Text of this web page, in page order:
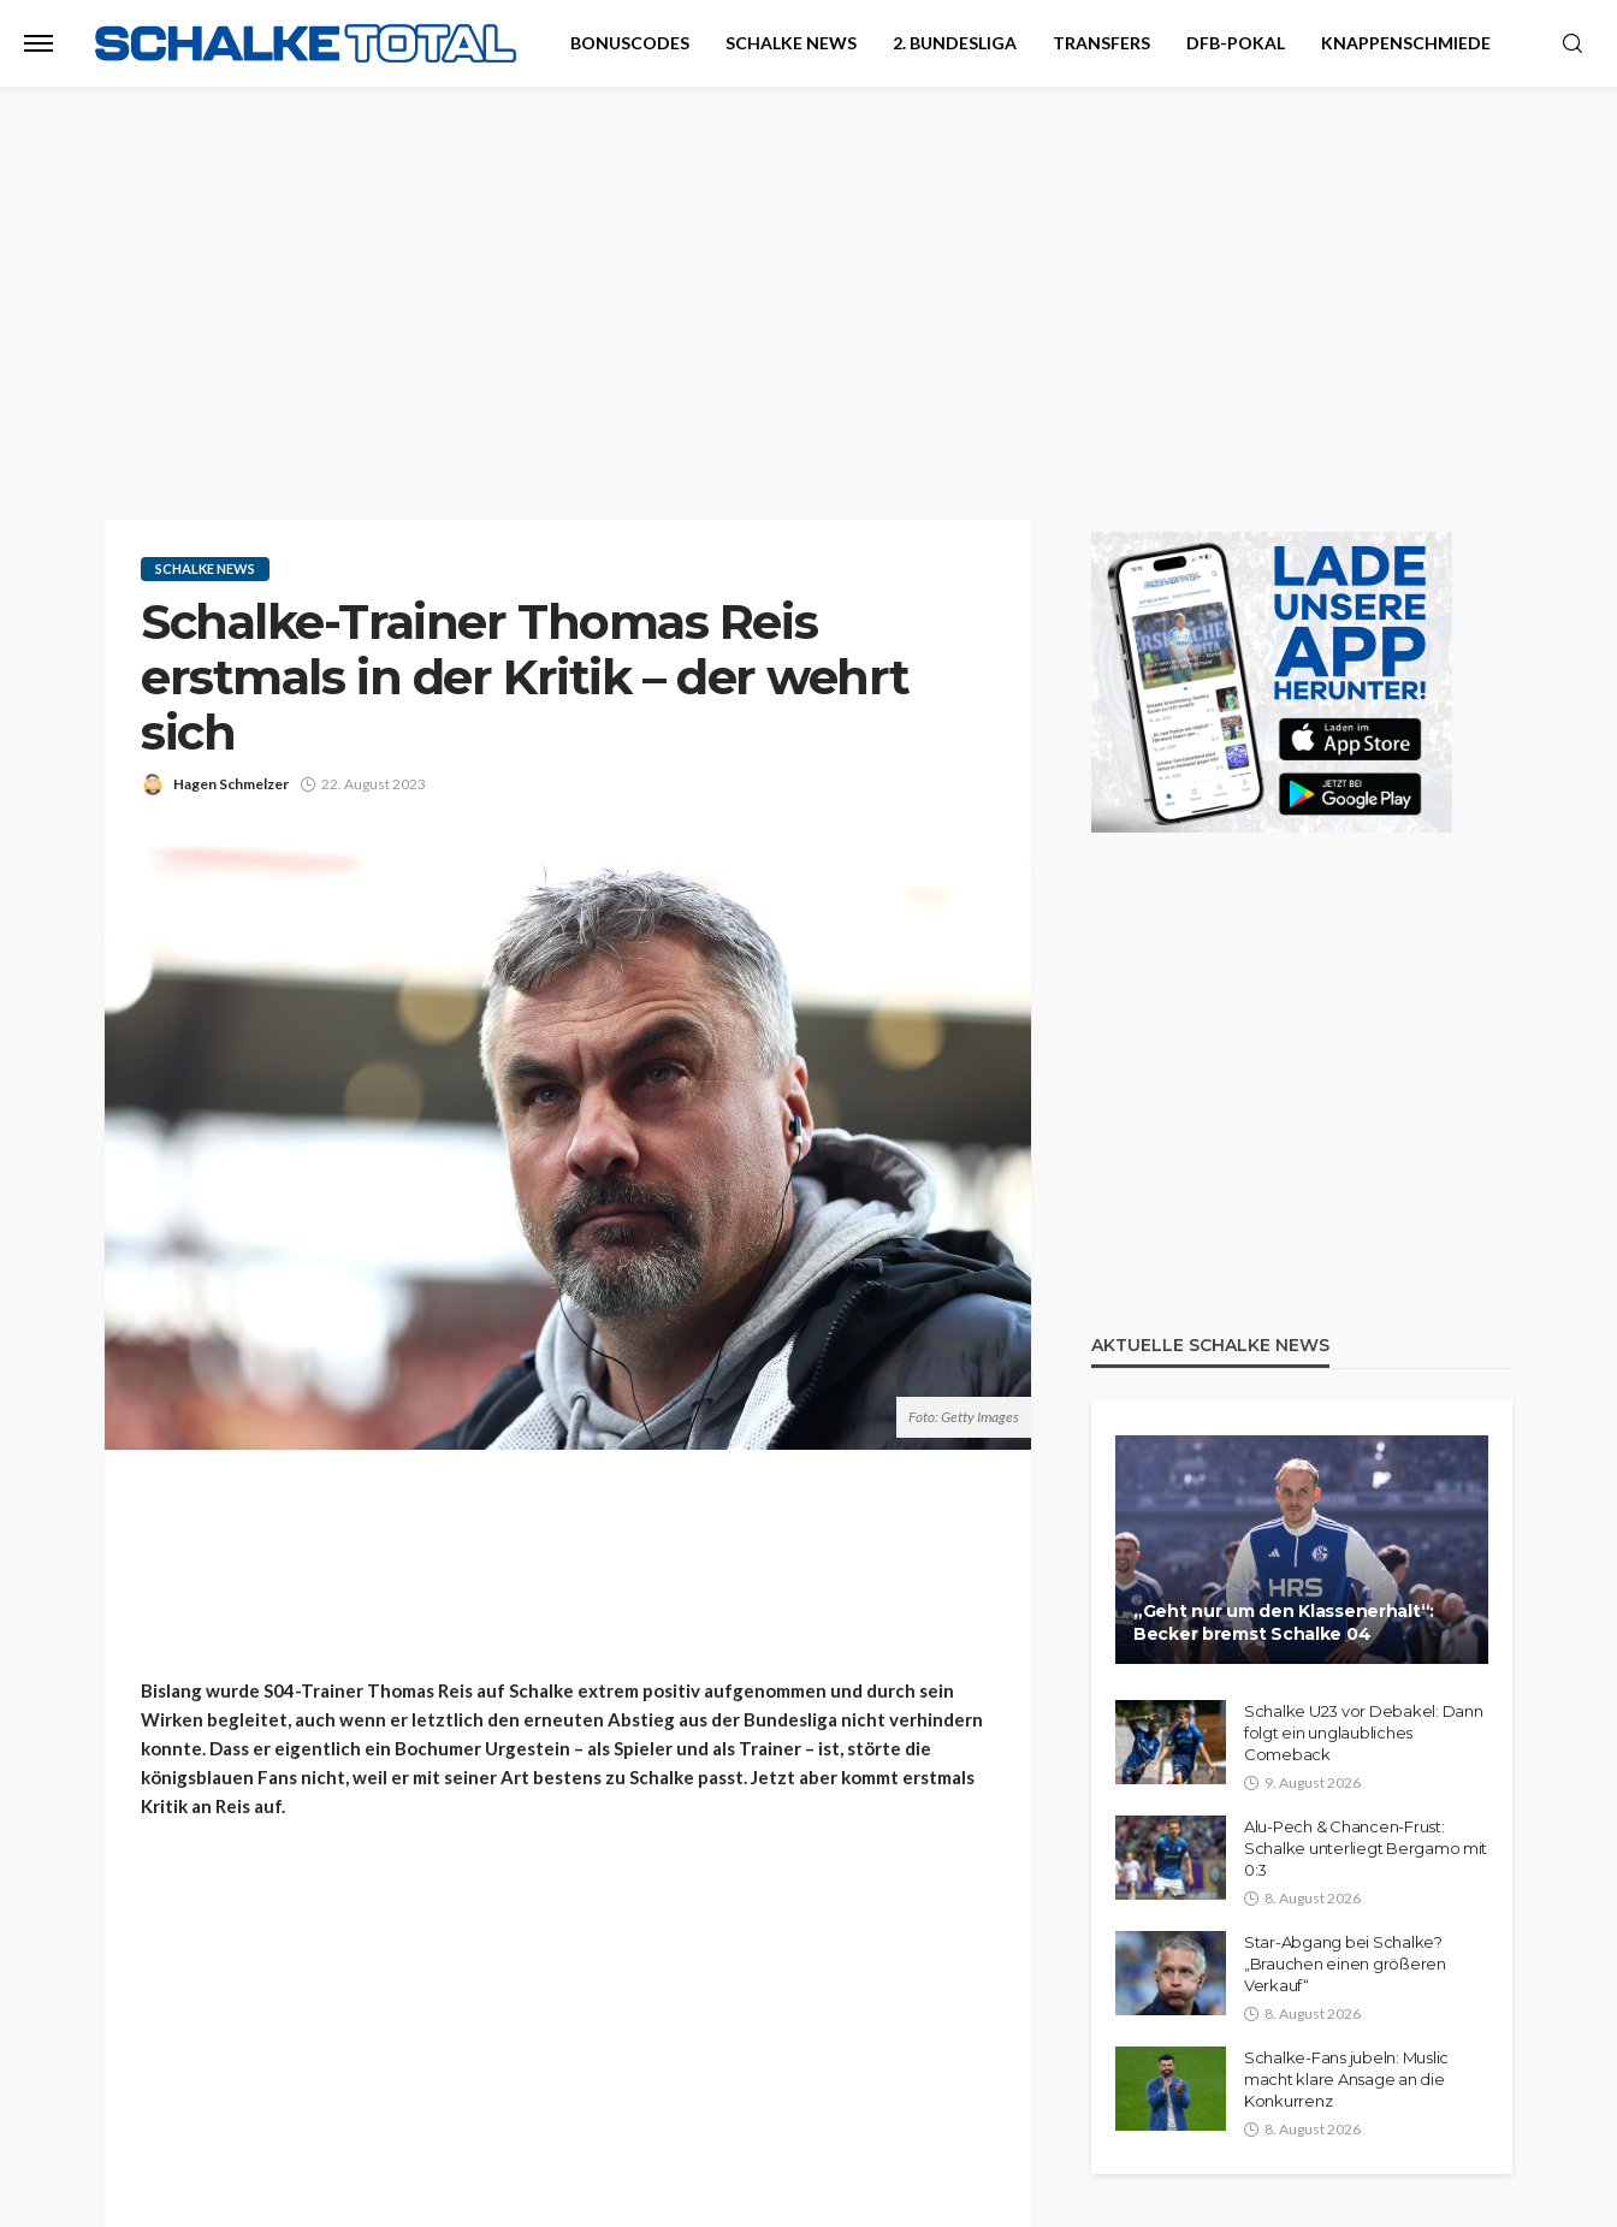
BONUSCODES SCHALKE NEWS 2. BUNDESLIGA TRANSFERS DFB-POKAL KNAPPENSCHMIEDE
SCHALKE NEWS
Schalke-Trainer Thomas Reis
erstmals in der Kritik – der wehrt
sich
Hagen Schmelzer 22. August 2023
Foto: Getty Images
Bislang wurde S04-Trainer Thomas Reis auf Schalke extrem positiv aufgenommen und durch sein
Wirken begleitet, auch wenn er letztlich den erneuten Abstieg aus der Bundesliga nicht verhindern
konnte. Dass er eigentlich ein Bochumer Urgestein – als Spieler und als Trainer – ist, störte die
königsblauen Fans nicht, weil er mit seiner Art bestens zu Schalke passt. Jetzt aber kommt erstmals
Kritik an Reis auf.
AKTUELLE SCHALKE NEWS
„Geht nur um den Klassenerhalt“:
Becker bremst Schalke 04
Schalke U23 vor Debakel: Dann
folgt ein unglaubliches
Comeback
9. August 2026
Alu-Pech & Chancen-Frust:
Schalke unterliegt Bergamo mit
0:3
8. August 2026
Star-Abgang bei Schalke?
„Brauchen einen größeren
Verkauf“
8. August 2026
Schalke-Fans jubeln: Muslic
macht klare Ansage an die
Konkurrenz
8. August 2026